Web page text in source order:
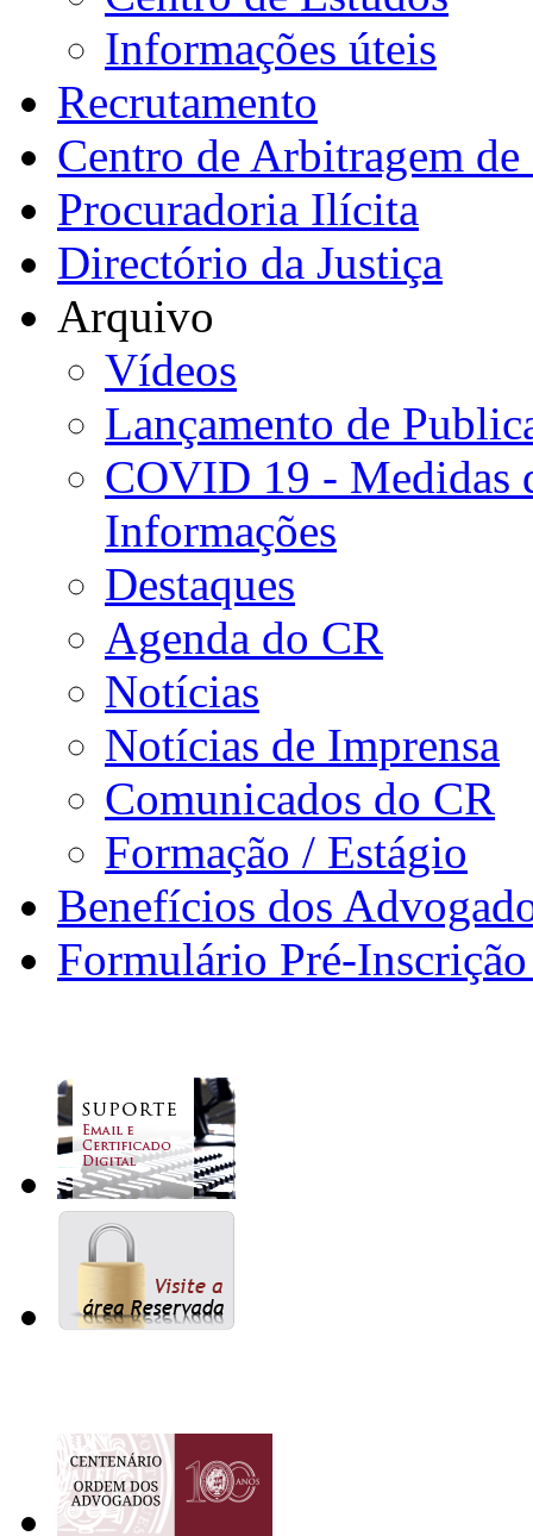
Informações úteis
Recrutamento
Centro de Arbitragem
Procuradoria Ilícita
Directório da Justiça
Arquivo
Vídeos
Lançamento de
COVID 19 - Medidas
Informações
Destaques
Agenda do CR
Notícias
Notícias de Imprensa
Comunicados do CR
Formação / Estágio
Benefícios dos
Formulário Pré-